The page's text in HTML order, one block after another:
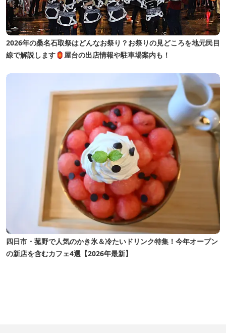
2026年の桑名石取祭はどんなお祭り？お祭りの見どころを地元民目
線で解説します🏮屋台の出店情報や駐車場案内も！
四日市・菰野で人気のかき氷＆冷たいドリンク特集！今年オープン
の新店を含むカフェ4選【2026年最新】